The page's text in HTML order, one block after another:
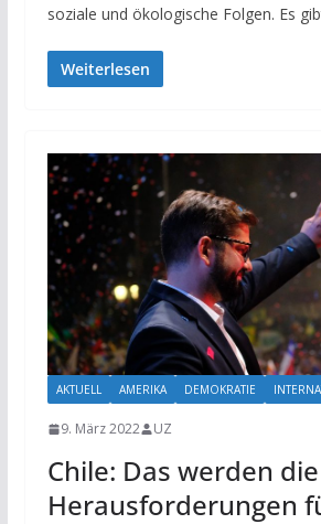
soziale und ökologische Folgen. Es
Weiterlesen
AKTUELL AMERIKA DEMOKRATIE
9. März 2022 UZ
Chile: Das werden
Herausforderungen